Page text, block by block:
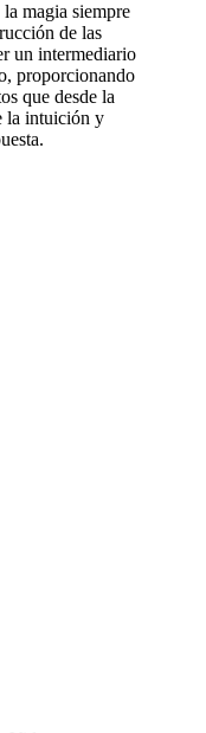
magia siempre
de las
un intermediario
proporcionando
que desde la
la intuición y